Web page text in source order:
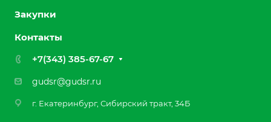
Лицензии
Отзывы
Реквизиты
Земляные работы
Закупки
Контакты
+7(343) 385-67-67
gudsr@gudsr.ru
г. Екатеринбург, Сибирский тракт, 34Б